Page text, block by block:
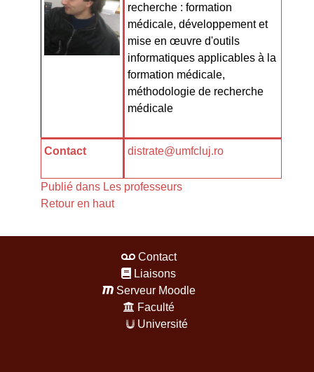
recherche : formation
médicale, développement et
mise en œuvre d'outils
informatiques applicables à la
formation médicale,
méthodologie de recherche
médicale
Contact distrate@umfcluj.ro
Publié dans Les professeurs
Retour en haut
Contact
Liaisons
Serveur Moodle
Faculté
Université